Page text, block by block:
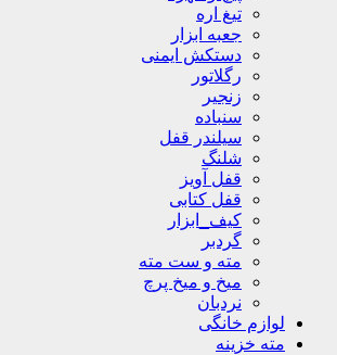
تیغ اره
جعبه ابزار
دستکش ایمنی
رگلاتور
زنجیر
سنباده
سیلندر قفل
شلنگ
قفل آویز
قفل کتابی
کیف_ابزار
گردبر
مته و ست مته
میخ و میخ پرچ
نردبان
لوازم خانگی
مته خزینه